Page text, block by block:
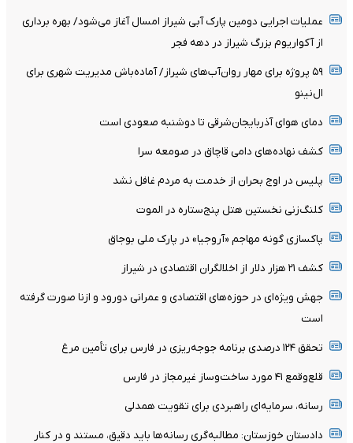
عملیات اجرایی دومین پارک آبی شیراز امسال آغاز می‌شود/ بهره برداری
از آکواریوم بزرگ شیراز در دهه فجر
۵۹ پروژه برای مهار روان‌آب‌های شیراز/ آماده‌باش مدیریت شهری برای
ال‌نینو
دمای هوای آذربایجان‌شرقی تا دوشنبه صعودی است
کشف نهاده‌های دامی قاچاق در صومعه سرا
پلیس در اوج بحران از خدمت به مردم غافل نشد
کلنگ‌زنی نخستین هتل پنج‌ستاره در الموت
پاکسازی گونه مهاجم «آروجیا» در پارک ملی بوجاق
کشف ۲۱ هزار دلار از اخلالگران اقتصادی در شیراز
جهش ویژه‌ای در حوزه‌های اقتصادی و عمرانی دورود و ازنا صورت گرفته
است
تحقق ۱۲۴ درصدی برنامه جوجه‌ریزی در فارس برای تأمین مرغ
قلع‌وقمع ۴۱ مورد ساخت‌وساز غیرمجاز در فارس
رسانه، سرمایه‌ای راهبردی برای تقویت همدلی
دادستان خوزستان: مطالبه‌گری رسانه‌ها باید دقیق، مستند و در کنار